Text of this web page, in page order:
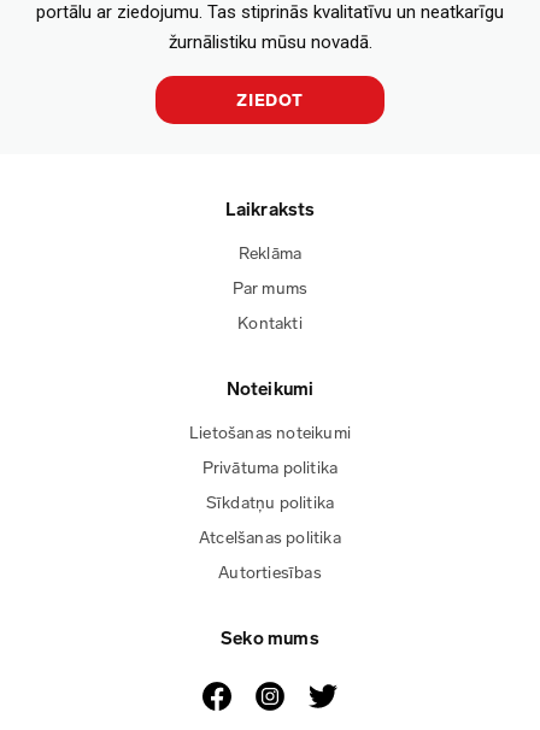
portālu ar ziedojumu. Tas stiprinās kvalitatīvu un neatkarīgu
žurnālistiku mūsu novadā.
ZIEDOT
Laikraksts
Reklāma
Par mums
Kontakti
Noteikumi
Lietošanas noteikumi
Privātuma politika
Sīkdatņu politika
Atcelšanas politika
Autortiesības
Seko mums